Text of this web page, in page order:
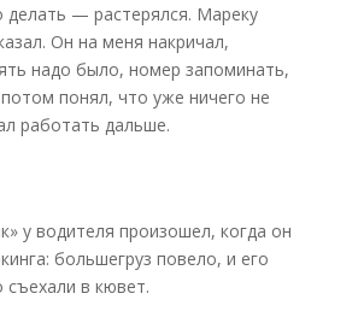
делать — растерялся. Мареку
Он на меня накричал,
надо было, номер запоминать,
понял, что уже ничего не
работать дальше.
у водителя произошел, когда он
большегруз повело, и его
съехали в кювет.